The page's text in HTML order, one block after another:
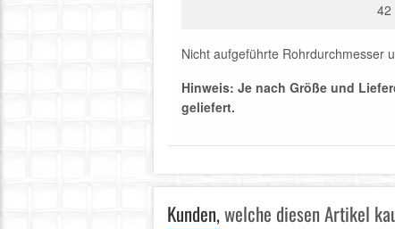
42
Nicht aufgeführte Rohrdurchmesser
Hinweis: Je nach Größe und
geliefert.
Kunden,welche diesen Artikel